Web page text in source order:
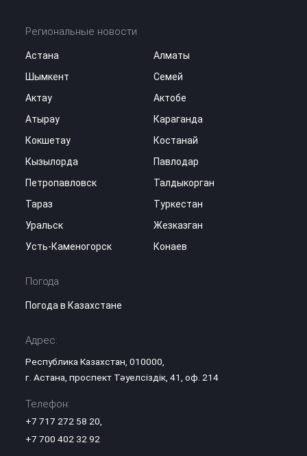
Региональные новости
Астана
Алматы
Шымкент
Семей
Актау
Актобе
Атырау
Караганда
Кокшетау
Костанай
Кызылорда
Павлодар
Петропавловск
Талдыкорган
Тараз
Туркестан
Уральск
Жезказган
Усть-Каменогорск
Конаев
Погода
Погода в Казахстане
Адрес:
Республика Казахстан, 010000,
г. Астана, проспект Тәуелсіздік, 41, оф. 214
Телефон:
+7 717 272 58 20
+7 700 402 32 92